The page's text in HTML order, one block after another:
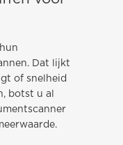
Dat lijkt
of snelheid
botst u al